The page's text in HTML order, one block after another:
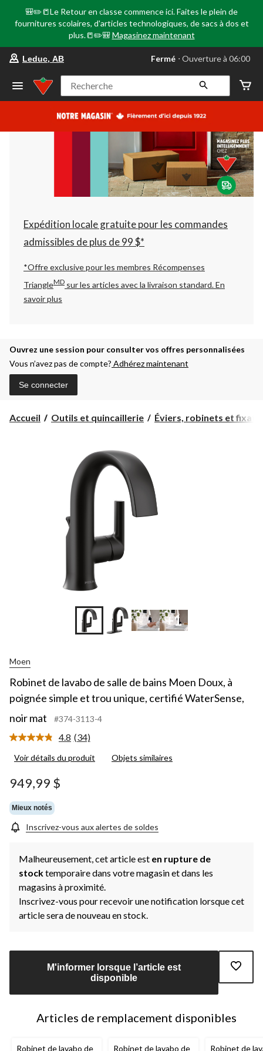
🎒✏️📒Le Retour en classe commence ici. Faites le plein de
fournitures scolaires, d'articles technologiques, de sacs à dos et
plus.📒✏️🎒 Magasinez maintenant
votre
préféré
Leduc,
AB,
courament
Ouverture
à
06:00
cliquer
pour
changer
Leduc, AB Fermé ⋅ Ouverture à 06:00
Recherche
Expédition locale gratuite pour les commandes
admissibles de plus de 99 $*
*Offre exclusive pour les membres Récompenses
TriangleMD sur les articles avec la livraison standard.En
savoir plus
Ouvrez une session pour consulter vos offres personnalisées
Vous n’avez pas de compte? Adhérez maintenant
Se connecter
Accueil Outils et quincaillerie Éviers, robinets et
+1
Moen
Robinet de lavabo de salle de bains Moen Doux, à
poignée simple et trou unique, certifié WaterSense,
noir mat
#374-3113-4
4.8 Lire
34
(34)
Voir détails du produit Objets similaires
949,99 $
Mieux notés
Inscrivez-vous aux alertes de soldes
Malheureusement, cet article est en rupture de
stocktemporaire dans votre magasin et dans les
magasins à proximité.
Inscrivez-vous pour recevoir une notification lorsque cet
article sera de nouveau en stock.
M'informer lorsque l’article est
disponible
Articles de remplacement disponibles
Robinet de lavabo de
Robinet de lavabo de
Robinet de